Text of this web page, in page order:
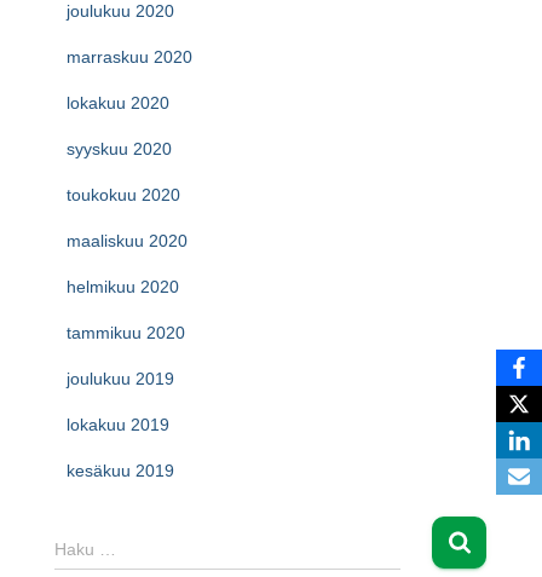
joulukuu 2020
marraskuu 2020
lokakuu 2020
syyskuu 2020
toukokuu 2020
maaliskuu 2020
helmikuu 2020
tammikuu 2020
joulukuu 2019
lokakuu 2019
kesäkuu 2019
H
a
Haku …